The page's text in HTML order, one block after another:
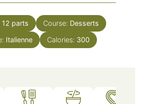
12 parts Course: Desserts
Italienne Calories: 300